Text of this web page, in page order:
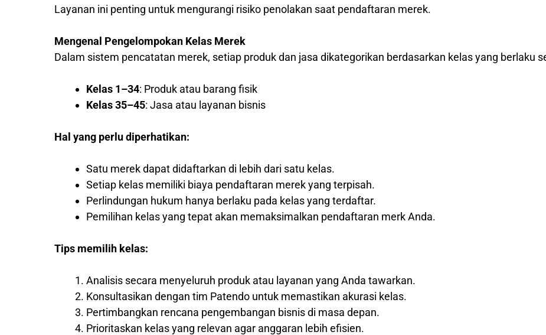
Layanan ini penting untuk mengurangi risiko penolakan saat pendaftaran merek.
Mengenal Pengelompokan Kelas Merek
Dalam sistem pencatatan merek, setiap produk dan jasa dikategorikan berdasarkan kelas yang berlaku
Kelas 1–34: Produk atau barang fisik
Kelas 35–45: Jasa atau layanan bisnis
Hal yang perlu diperhatikan:
Satu merek dapat didaftarkan di lebih dari satu kelas.
Setiap kelas memiliki biaya pendaftaran merek yang terpisah.
Perlindungan hukum hanya berlaku pada kelas yang terdaftar.
Pemilihan kelas yang tepat akan memaksimalkan pendaftaran merk Anda.
Tips memilih kelas:
Analisis secara menyeluruh produk atau layanan yang Anda tawarkan.
Konsultasikan dengan tim Patendo untuk memastikan akurasi kelas.
Pertimbangkan rencana pengembangan bisnis di masa depan.
Prioritaskan kelas yang relevan agar anggaran lebih efisien.